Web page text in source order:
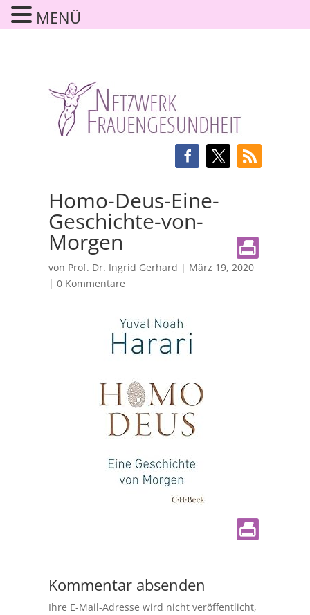
Homo-Deus-Eine-
Geschichte-von-
Morgen
von Prof. Dr. Ingrid Gerhard | März 19, 2020
| 0 Kommentare
Kommentar absenden
Ihre E-Mail-Adresse wird nicht veröffentlicht,
MENÜ